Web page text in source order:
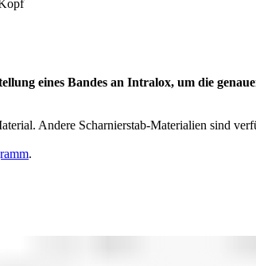
eines Bandes an Intralox, um die
Andere Scharnierstab-Materialien sind
.